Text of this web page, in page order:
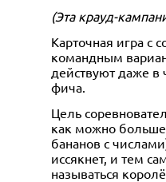
(Эта крауд-
Карточная игра с
командным
действуют даже в
фича.
Цель
как можно больше
бананов с
иссякнет, и тем
называться